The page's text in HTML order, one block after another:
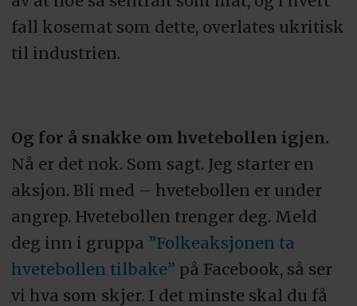
fall kosemat som dette, overlates ukritisk
til industrien.
Og for å snakke om hvetebollen igjen.
Nå er det nok. Som sagt. Jeg starter en
aksjon. Bli med – hvetebollen er under
angrep. Hvetebollen trenger deg. Meld
deg inn i gruppa ”Folkeaksjonen ta
hvetebollen tilbake” på Facebook, så ser
vi hva som skjer. I det minste skal du få